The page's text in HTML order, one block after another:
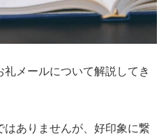
メールについて解説してき
ありませんが、好印象に繋